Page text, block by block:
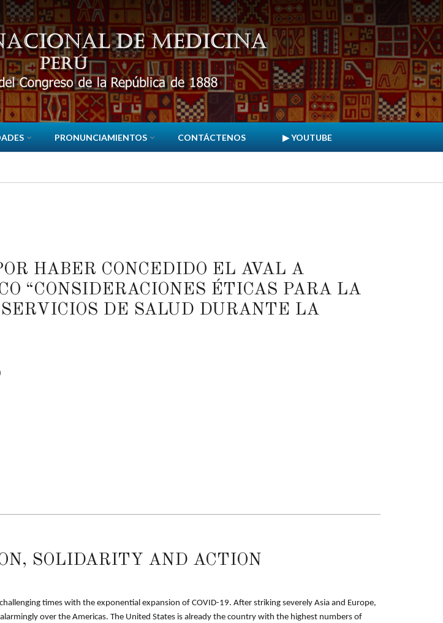
PRONUNCIAMIENTOS CONTÁCTENOS ▶ YOUTUBE
HABER CONCEDIDO EL AVAL A
“CONSIDERACIONES ÉTICAS PARA LA
DE SALUD DURANTE LA
SOLIDARITY AND ACTION
times with the exponential expansion of COVID-19. After striking severely Asia and Europe,
alarmingly over the Americas. The United States is already the country with the highest numbers of